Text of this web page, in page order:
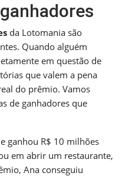
da Lotomania são
Quando alguém
em questão de
que valem a pena
do prêmio. Vamos
de ganhadores que
ganhou R$ 10 milhões
em abrir um restaurante,
Ana conseguiu